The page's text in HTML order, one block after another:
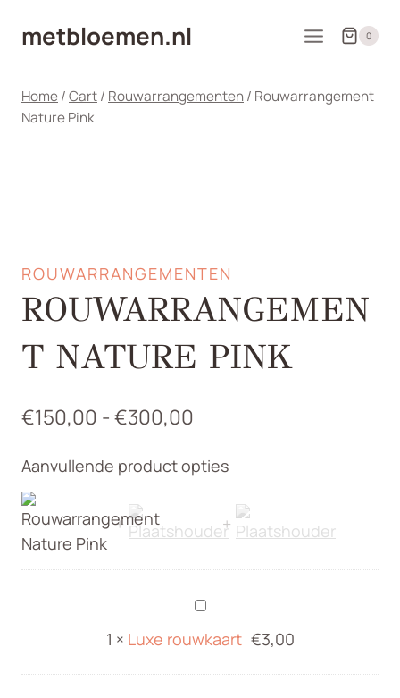
naarmetbloemen.nl 0
Home/Cart/ Rouwarrangementen/ Rouwarrangement
Nature Pink
ROUWARRANGEMENTEN
ROUWARRANGEMEN
T NATURE PINK
€150,00 -€300,00
tot
€300,00
Aanvullende product opties
Luxe
rouwkaart
1 × Luxe rouwkaart €3,00